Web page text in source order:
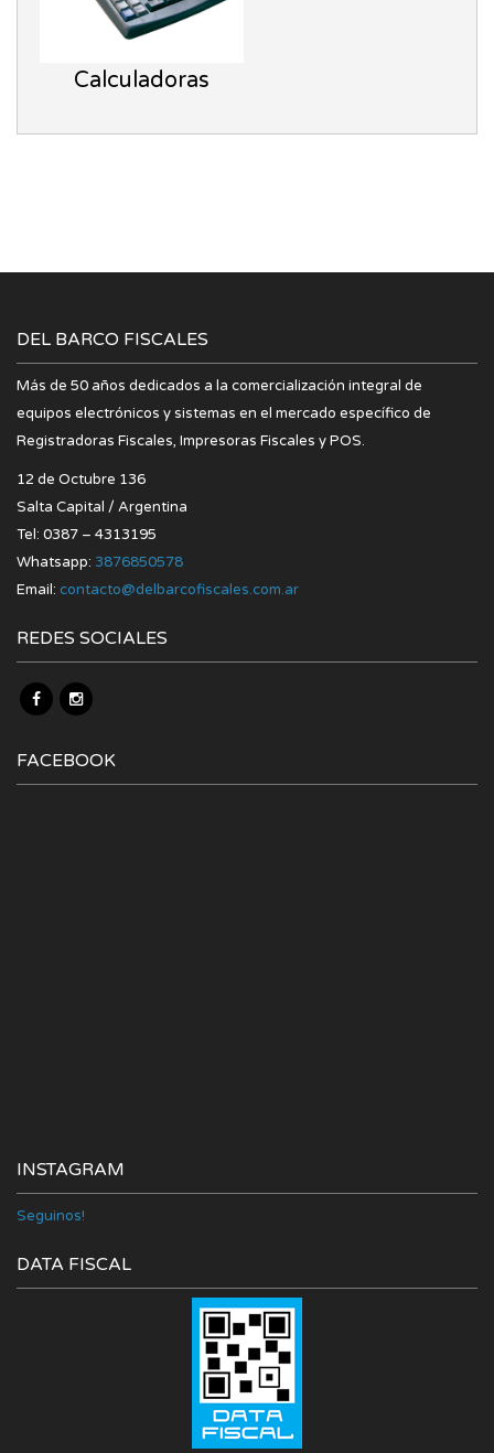
Calculadoras
DEL BARCO FISCALES
Más de 50 años dedicados a la comercialización integral de
equipos electrónicos y sistemas en el mercado específico de
Registradoras Fiscales, Impresoras Fiscales y POS.
12 de Octubre 136
Salta Capital / Argentina
Tel: 0387 – 4313195
Whatsapp: 3876850578
Email: contacto@delbarcofiscales.com.ar
REDES SOCIALES
FACEBOOK
INSTAGRAM
Seguinos!
DATA FISCAL